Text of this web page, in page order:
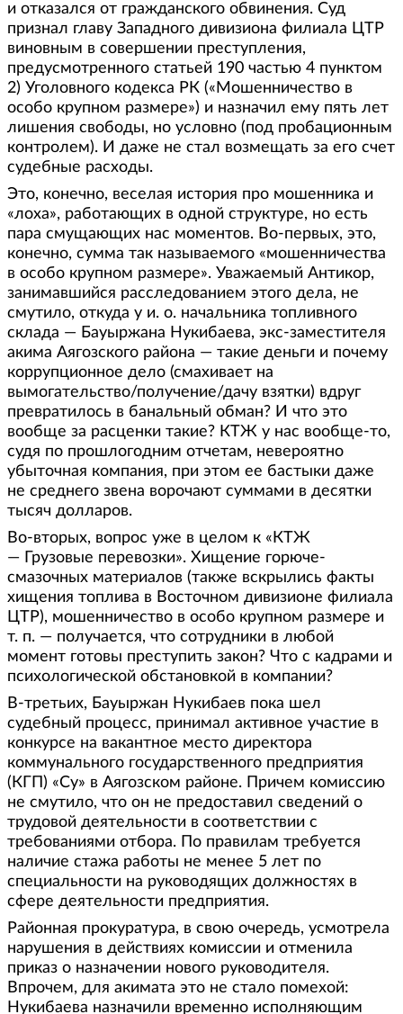
и отказался от гражданского обвинения. Суд
признал главу Западного дивизиона филиала ЦТР
виновным в совершении преступления,
предусмотренного статьей 190 частью 4 пунктом
2) Уголовного кодекса РК («Мошенничество в
особо крупном размере») и назначил ему пять лет
лишения свободы, но условно (под пробационным
контролем). И даже не стал возмещать за его счет
судебные расходы.
Это, конечно, веселая история про мошенника и
«лоха», работающих в одной структуре, но есть
пара смущающих нас моментов. Во-первых, это,
конечно, сумма так называемого «мошенничества
в особо крупном размере». Уважаемый Антикор,
занимавшийся расследованием этого дела, не
смутило, откуда у и. о. начальника топливного
склада — Бауыржана Нукибаева, экс-заместителя
акима Аягозского района — такие деньги и почему
коррупционное дело (смахивает на
вымогательство/получение/дачу взятки) вдруг
превратилось в банальный обман? И что это
вообще за расценки такие? КТЖ у нас вообще-то,
судя по прошлогодним отчетам, невероятно
убыточная компания, при этом ее бастыки даже
не среднего звена ворочают суммами в десятки
тысяч долларов.
Во-вторых, вопрос уже в целом к «КТЖ
— Грузовые перевозки». Хищение горюче-
смазочных материалов (также вскрылись факты
хищения топлива в Восточном дивизионе филиала
ЦТР), мошенничество в особо крупном размере и
т. п. — получается, что сотрудники в любой
момент готовы преступить закон? Что с кадрами и
психологической обстановкой в компании?
В-третьих, Бауыржан Нукибаев пока шел
судебный процесс, принимал активное участие в
конкурсе на вакантное место директора
коммунального государственного предприятия
(КГП) «Су» в Аягозском районе. Причем комиссию
не смутило, что он не предоставил сведений о
трудовой деятельности в соответствии с
требованиями отбора. По правилам требуется
наличие стажа работы не менее 5 лет по
специальности на руководящих должностях в
сфере деятельности предприятия.
Районная прокуратура, в свою очередь, усмотрела
нарушения в действиях комиссии и отменила
приказ о назначении нового руководителя.
Впрочем, для акимата это не стало помехой:
Нукибаева назначили временно исполняющим